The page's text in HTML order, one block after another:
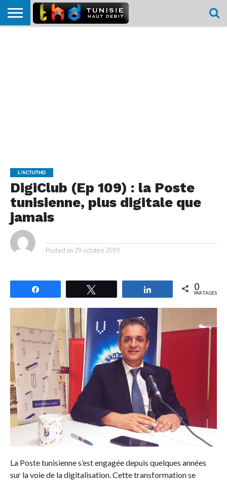
L'ACTUTHD
DigiClub (Ep 109) : la Poste
tunisienne, plus digitale que
jamais
Posted on 29 octobre 2019
Partagez 0
PARTAGES
La Poste tunisienne s’est engagée depuis quelques années
sur la voie de la digitalisation. Cette transformation se